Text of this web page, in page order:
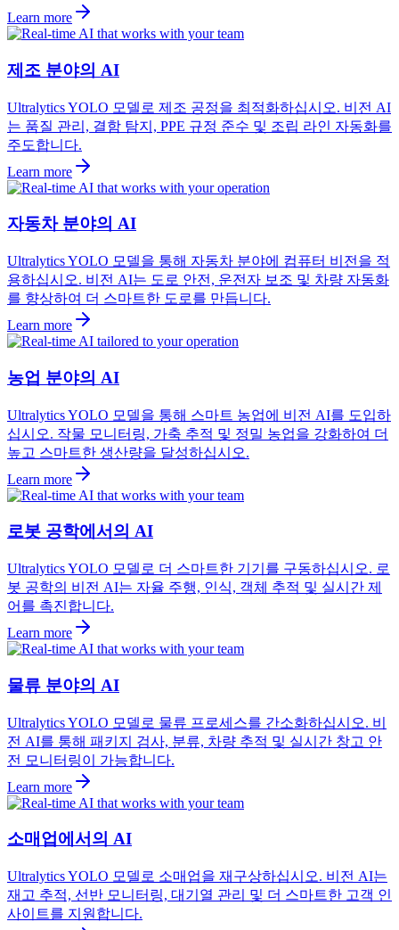
Learn more
제조 분야의 AI
Ultralytics YOLO 모델로 제조 공정을 최적화하십시오. 비전 AI
는 품질 관리, 결함 탐지, PPE 규정 준수 및 조립 라인 자동화를
주도합니다.
Learn more
자동차 분야의 AI
Ultralytics YOLO 모델을 통해 자동차 분야에 컴퓨터 비전을 적
용하십시오. 비전 AI는 도로 안전, 운전자 보조 및 차량 자동화
를 향상하여 더 스마트한 도로를 만듭니다.
Learn more
농업 분야의 AI
Ultralytics YOLO 모델을 통해 스마트 농업에 비전 AI를 도입하
십시오. 작물 모니터링, 가축 추적 및 정밀 농업을 강화하여 더
높고 스마트한 생산량을 달성하십시오.
Learn more
로봇 공학에서의 AI
Ultralytics YOLO 모델로 더 스마트한 기기를 구동하십시오. 로
봇 공학의 비전 AI는 자율 주행, 인식, 객체 추적 및 실시간 제
어를 촉진합니다.
Learn more
물류 분야의 AI
Ultralytics YOLO 모델로 물류 프로세스를 간소화하십시오. 비
전 AI를 통해 패키지 검사, 분류, 차량 추적 및 실시간 창고 안
전 모니터링이 가능합니다.
Learn more
소매업에서의 AI
Ultralytics YOLO 모델로 소매업을 재구상하십시오. 비전 AI는
재고 추적, 선반 모니터링, 대기열 관리 및 더 스마트한 고객 인
사이트를 지원합니다.